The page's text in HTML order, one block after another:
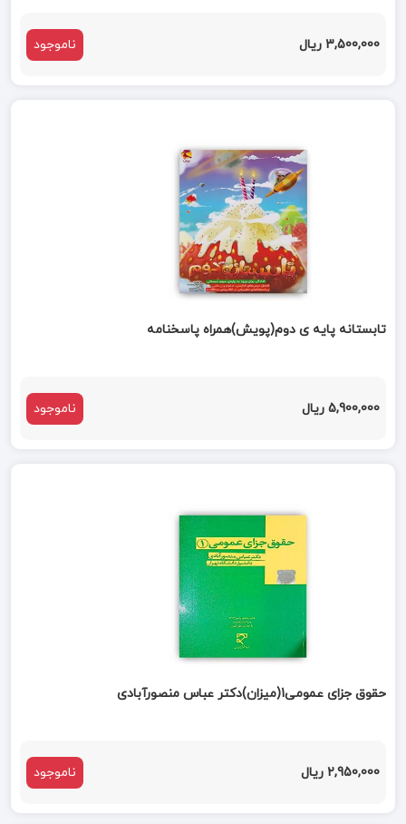
3,500,000 ریال ناموجود
تابستانه پایه ی دوم(پویش)همراه پاسخنامه
5,900,000 ریال ناموجود
حقوق جزای عمومی1(میزان)دکتر عباس منصورآبادی
2,950,000 ریال ناموجود